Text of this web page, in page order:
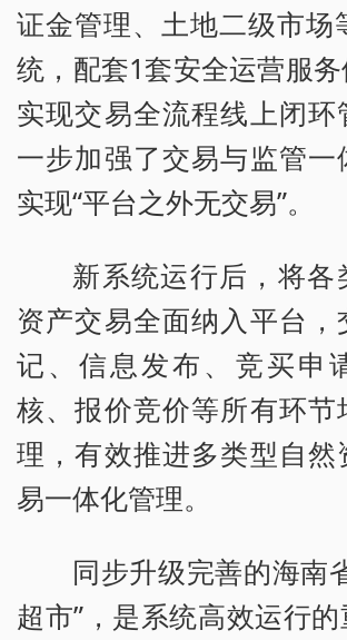
证金管理、土地二级市场
统，配套1套安全运营服
实现交易全流程线上闭环
一步加强了交易与监管一
实现“平台之外无交易”。
新系统运行后，将各
资产交易全面纳入平台，
记、信息发布、竞买申
核、报价竞价等所有环节
理，有效推进多类型自然
易一体化管理。
同步升级完善的海南
超市”，是系统高效运行的